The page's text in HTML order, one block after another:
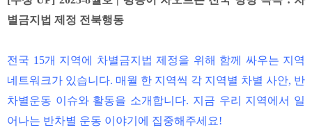
별금지법 제정 전북행동
전국 15개 지역에 차별금지법 제정을 위해 함께 싸우는 지역
네트워크가 있습니다. 매월 한 지역씩 각 지역별 차별 사안, 반
차별운동 이슈와 활동을 소개합니다. 지금 우리 지역에서 일
어나는 반차별 운동 이야기에 집중해주세요!